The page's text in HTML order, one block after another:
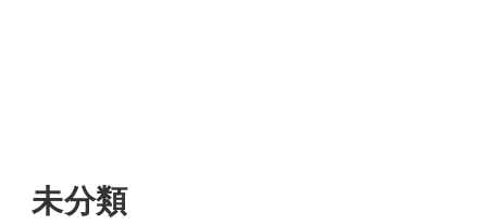
未分類